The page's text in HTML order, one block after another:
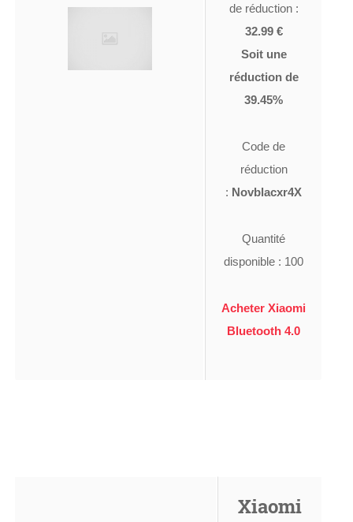
de réduction :
32.99 €
Soit une
réduction de
39.45%
Code de
réduction
: Novblacxr4X
Quantité
disponible : 100
Acheter Xiaomi
Bluetooth 4.0
Xiaomi